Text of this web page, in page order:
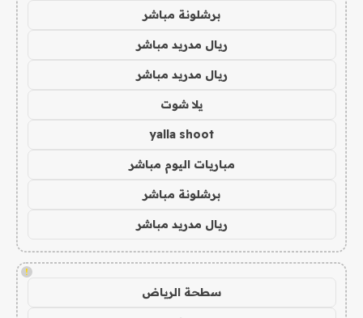
برشلونة مباشر
ريال مدريد مباشر
ريال مدريد مباشر
يلا شوت
yalla shoot
مباريات اليوم مباشر
برشلونة مباشر
ريال مدريد مباشر
!
سطحة الرياض